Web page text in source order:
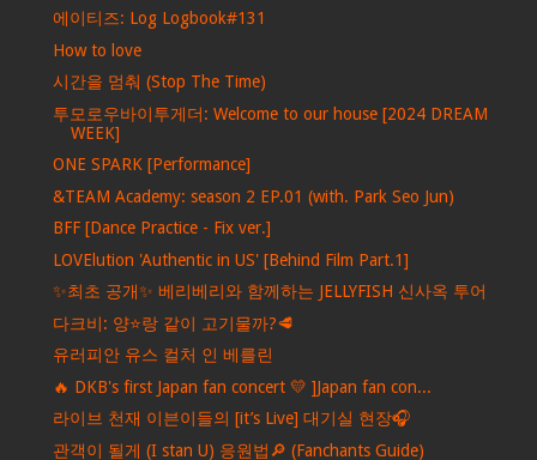
에이티즈: Log Logbook#131
How to love
시간을 멈춰 (Stop The Time)
투모로우바이투게더: Welcome to our house [2024 DREAM
WEEK]
ONE SPARK [Performance]
&TEAM Academy: season 2 EP.01 (with. Park Seo Jun)
BFF [Dance Practice - Fix ver.]
LOVElution 'Authentic in US' [Behind Film Part.1]
✨최초 공개✨ 베리베리와 함께하는 JELLYFISH 신사옥 투어
다크비: 양⭐️랑 같이 고기물까?🥩
유러피안 유스 컬처 인 베를린
🔥 DKB's first Japan fan concert 💛 ]Japan fan con...
라이브 천재 이븐이들의 [it’s Live] 대기실 현장🎧
관객이 될게 (I stan U) 응원법🔎 (Fanchants Guide)